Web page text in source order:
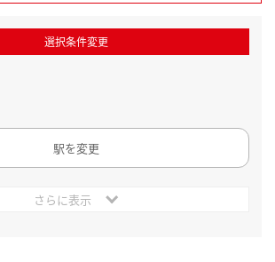
選択条件変更
駅を変更
さらに表示